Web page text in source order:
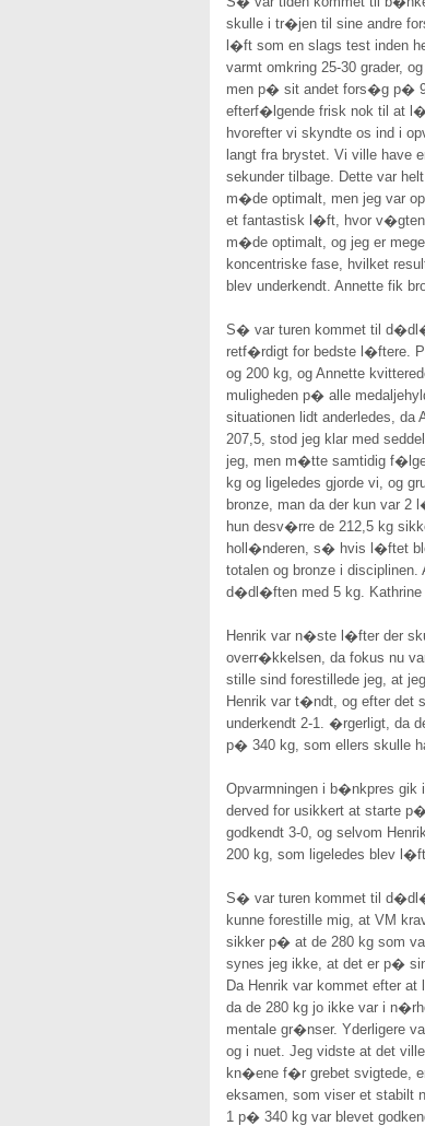
skulle i tr�jen til sine andre
l�ft som en slags test inden
varmt omkring 25-30 grader,
men p� sit andet fors�g p�
efterf�lgende frisk nok til at
hvorefter vi skyndte os ind i
langt fra brystet. Vi ville have
sekunder tilbage. Dette var
m�de optimalt, men jeg var
et fantastisk l�ft, hvor v�gten
m�de optimalt, og jeg er
koncentriske fase, hvilket
blev underkendt. Annette fik
S� var turen kommet til
retf�rdigt for bedste l�ftere.
og 200 kg, og Annette
muligheden p� alle
situationen lidt anderledes,
207,5, stod jeg klar med
jeg, men m�tte samtidig
kg og ligeledes gjorde vi, og
bronze, man da der kun var
hun desv�rre de 212,5 kg
holl�nderen, s� hvis l�ftet
totalen og bronze i
d�dl�ften med 5 kg. Kathrine
Henrik var n�ste l�fter der
overr�kkelsen, da fokus nu
stille sind forestillede jeg, at
Henrik var t�ndt, og efter det
underkendt 2-1. �rgerligt, da
p� 340 kg, som ellers skulle
Opvarmningen i b�nkpres gik
derved for usikkert at starte
godkendt 3-0, og selvom
200 kg, som ligeledes blev
S� var turen kommet til
kunne forestille mig, at VM
sikker p� at de 280 kg som
synes jeg ikke, at det er p�
Da Henrik var kommet efter
da de 280 kg jo ikke var i
mentale gr�nser. Yderligere
og i nuet. Jeg vidste at det
kn�ene f�r grebet svigtede,
eksamen, som viser et stabilt
1 p� 340 kg var blevet